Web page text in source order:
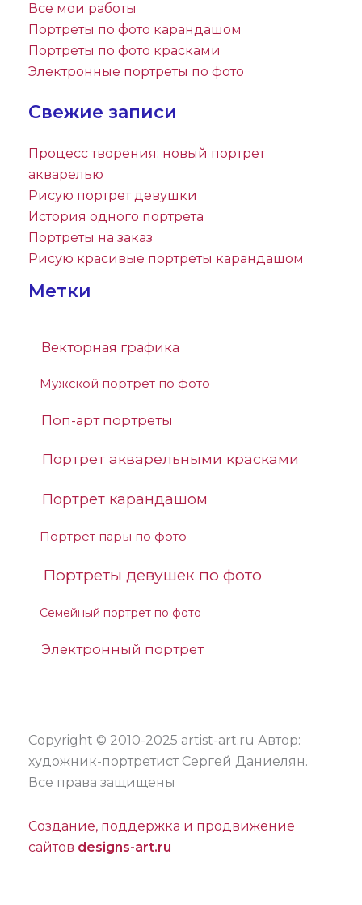
Все мои работы
Портреты по фото карандашом
Портреты по фото красками
Электронные портреты по фото
Свежие записи
Процесс творения: новый портрет
акварелью
Рисую портрет девушки
История одного портрета
Портреты на заказ
Рисую красивые портреты карандашом
Метки
Векторная графика
Мужской портрет по фото
Поп-арт портреты
Портрет акварельными красками
Портрет карандашом
Портрет пары по фото
Портреты девушек по фото
Семейный портрет по фото
Электронный портрет
Copyright © 2010-2025 artist-art.ru Автор:
художник-портретист Сергей Даниелян.
Все права защищены
Создание, поддержка и продвижение
сайтов designs-art.ru